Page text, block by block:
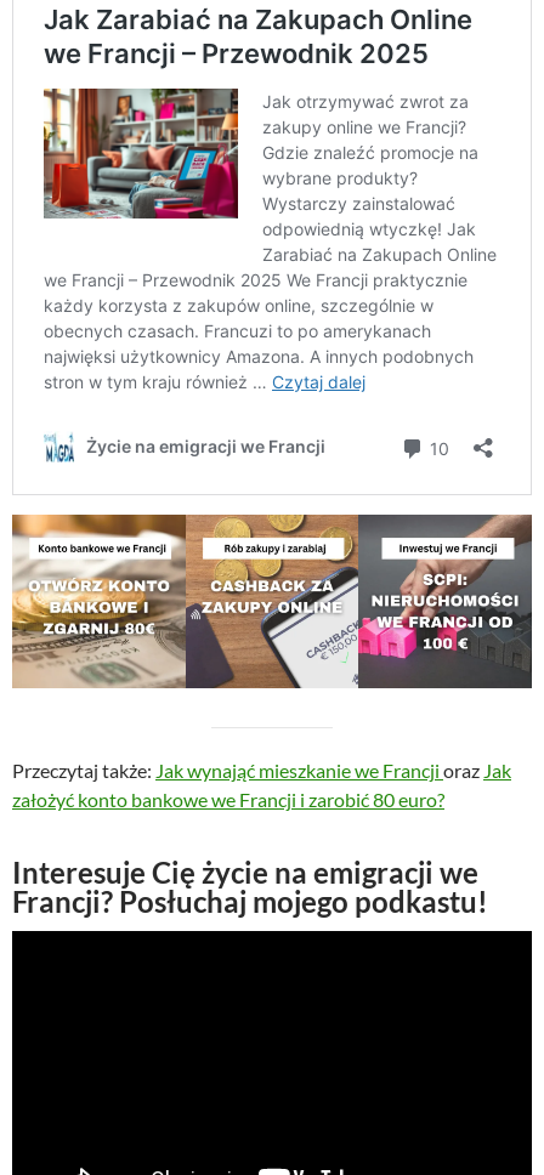
Przeczytaj także: Jak wynająć mieszkanie we Francji oraz Jak
założyć konto bankowe we Francji i zarobić 80 euro?
Interesuje Cię życie na emigracji we
Francji? Posłuchaj mojego podkastu!